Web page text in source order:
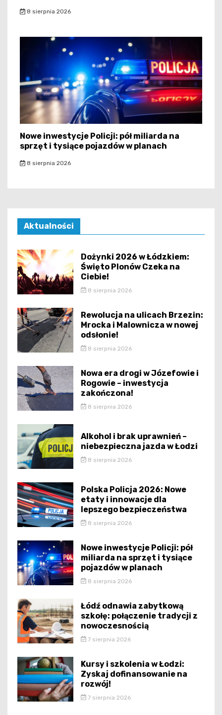
8 sierpnia 2026
Nowe inwestycje Policji: pół miliarda na
sprzęt i tysiące pojazdów w planach
8 sierpnia 2026
Aktualności
Dożynki 2026 w Łódzkiem:
Święto Plonów Czeka na
Ciebie!
8 sierpnia 2026
Rewolucja na ulicach Brzezin:
Mrocka i Malownicza w nowej
odsłonie!
8 sierpnia 2026
Nowa era drogi w Józefowie i
Rogowie – inwestycja
zakończona!
8 sierpnia 2026
Alkohol i brak uprawnień –
niebezpieczna jazda w Łodzi
8 sierpnia 2026
Polska Policja 2026: Nowe
etaty i innowacje dla
lepszego bezpieczeństwa
8 sierpnia 2026
Nowe inwestycje Policji: pół
miliarda na sprzęt i tysiące
pojazdów w planach
8 sierpnia 2026
Łódź odnawia zabytkową
szkołę: połączenie tradycji z
nowoczesnością
7 sierpnia 2026
Kursy i szkolenia w Łodzi:
Zyskaj dofinansowanie na
rozwój!
7 sierpnia 2026